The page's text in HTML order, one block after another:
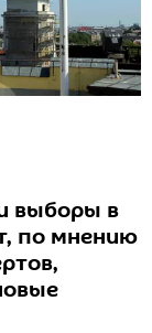
выборы в
по мнению